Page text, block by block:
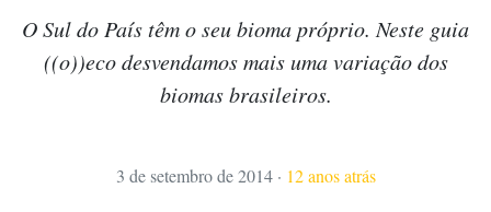
O Sul do País têm o seu bioma próprio. Neste guia
((o))eco desvendamos mais uma variação dos
biomas brasileiros.
3 de setembro de 2014 · 12 anos atrás